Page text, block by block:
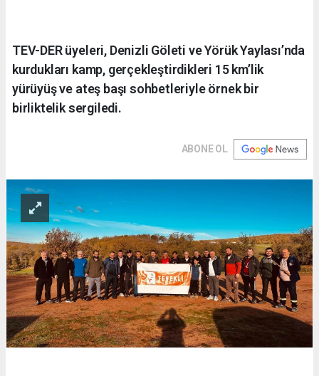
TEV-DER üyeleri, Denizli Göleti ve Yörük Yaylası’nda
kurdukları kamp, gerçekleştirdikleri 15 km’lik
yürüyüş ve ateş başı sohbetleriyle örnek bir
birliktelik sergiledi.
ABONE OL